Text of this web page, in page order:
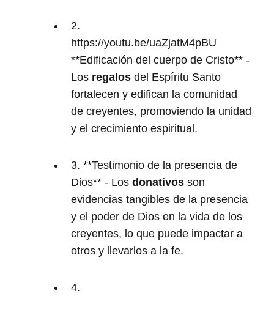
2.
https://youtu.be/uaZjatM4pBU
**Edificación del cuerpo de Cristo** -
Los regalos del Espíritu Santo
fortalecen y edifican la comunidad
de creyentes, promoviendo la unidad
y el crecimiento espiritual.
3. **Testimonio de la presencia de
Dios** - Los donativos son
evidencias tangibles de la presencia
y el poder de Dios en la vida de los
creyentes, lo que puede impactar a
otros y llevarlos a la fe.
4.